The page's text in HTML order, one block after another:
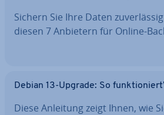
Sichern Sie Ihre Daten
diesen 7 Anbietern für Online-
Debian 13-Upgrade: So
Diese Anleitung zeigt Ihnen, wie